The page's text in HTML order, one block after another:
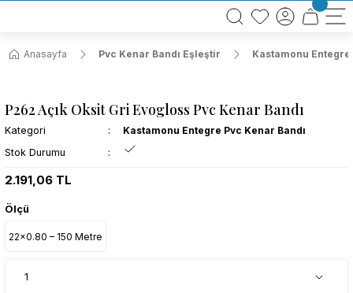
BÜTÜN ALIŞVERİŞLERİNİZDE KARGO BEDAVA!
TÜRKİYE GENELİNDE 10.000 MÜŞTERİ REFERANSI
Anasayfa
Pvc Kenar Bandı Eşleştir Kastamonu Entegre
P262 Açık Oksit Gri Evogloss Pvc Kenar Bandı
Kategori
Kastamonu Entegre Pvc Kenar Bandı
Stok Durumu
2.191,06 TL
Ölçü
22x0.80 – 150 Metre